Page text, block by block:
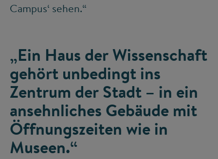
Campus‘ sehen.“
„Ein Haus der Wissenschaft
gehört unbedingt ins
Zentrum der Stadt – in ein
ansehnliches Gebäude mit
Öffnungszeiten wie in
Museen.“